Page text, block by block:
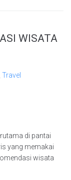
WISATA
Travel
di pantai
yang memakai
wisata